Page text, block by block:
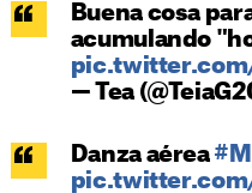
Buena cosa
acumulando
— Tea
Danza aérea